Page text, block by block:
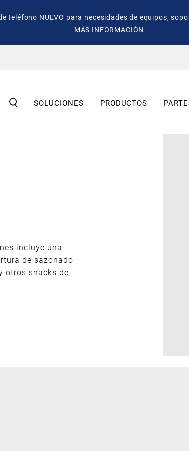
teléfono NUEVO para necesidades de equipos,
MÁS INFORMACIÓN
SOLUCIONES PRODUCTOS
incluye una
de sazonado
otros snacks de